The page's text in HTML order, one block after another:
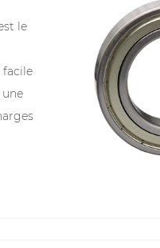
le
facile